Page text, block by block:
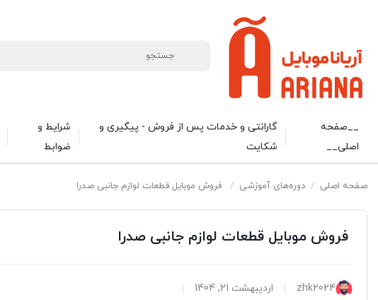
__صفحه
اصلی__
گارانتی و خدمات پس از فروش - پیگیری و
شکایت
شرایط و
ضوابط
صفحه اصلی / دوره‌های آموزشی / فروش موبایل قطعات لوازم جانبی صدرا
فروش موبایل قطعات لوازم جانبی صدرا
zhk2024 اردیبهشت 21, 1404